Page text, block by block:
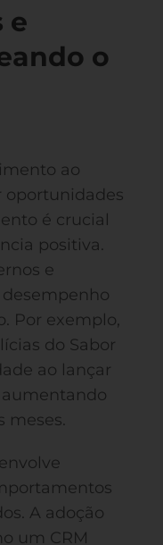
e
o
ao
é crucial
positiva.
e
Por exemplo,
do Sabor
ao lançar
meses.
A adoção
um CRM